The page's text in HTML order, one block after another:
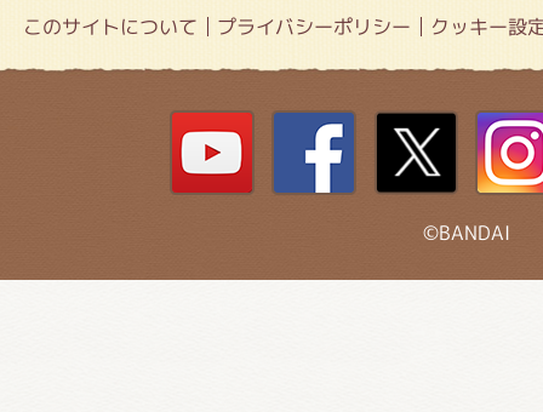
このサイトについて プライバシーポリシー クッキー設
©BANDAI